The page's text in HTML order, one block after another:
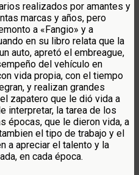
realizados por amantes y
marcas y años, pero
a «Fangio» y a
en su libro relata que la
auto, apretó el embreague,
del vehículo en
vida propia, con el tiempo
y realizan grandes
zapatero que le dió vida a
interpretar, la tarea de los
épocas, que le dieron vida, a
el tipo de trabajo y el
a apreciar el talento y la
en cada época.